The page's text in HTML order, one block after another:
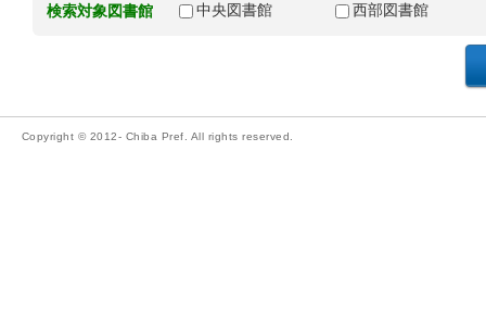
検索対象図書館 中央図書館 西部図書館
Copyright © 2012- Chiba Pref. All rights reserved.